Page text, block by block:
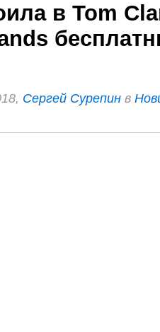
в Tom
Сергей Сурепин в